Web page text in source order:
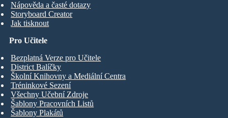
Nápověda a časté dotazy
Storyboard Creator
Jak tisknout
Pro Učitele
Bezplatná Verze pro Učitele
District Balíčky
Školní Knihovny a Mediální Centra
Tréninkové Sezení
Všechny Učební Zdroje
Šablony Pracovních Listů
Šablony Plakátů